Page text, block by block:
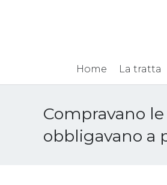
Home La tratta
Compravano le
obbligavano a